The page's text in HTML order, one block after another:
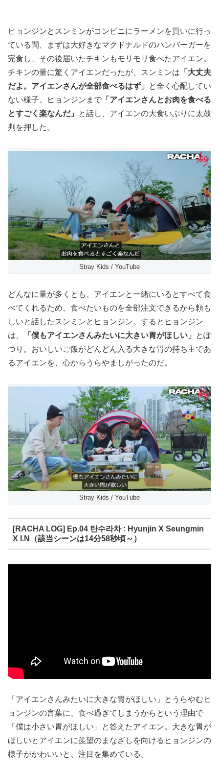
ヒョンジンとスンミンがコンビニにラーメンを買いに行っ
ている間、まずは大好きなマクドナルドのハンバーガーを
完食し、その後届いたチキンもモリモリ食べたアイエン。
チキンの量に驚くアイエンだったが、スンミンは 「大丈夫
だよ。アイエンさんが全部食べるはず」
と全く心配してい
ない様子。ヒョンジンまで 「アイエンさんとお肉を食べる
とすごく楽なんだ」
と話し、アイエンの大食いぶりに太鼓
判を押した。
Stray Kids / YouTube
どんなに量が多くとも、アイエンと一緒にいるとすべて食
べてくれるため、食べたいものを全部注文できるから頼も
しいと話したスンミンとヒョンジン。するとヒョンジン
は、
「僕もアイエンさんみたいに大きい胃がほしい」
とぽ
つり。おいしいご飯がどんどん入る大きな胃の持ち主であ
るアイエンを、心からうらやましがったのだ。
Stray Kids / YouTube
[RACHA LOG] Ep.04 탄수라차 : Hyunjin X Seungmin
X I.N（該当シーンは14分58秒頃～）
「アイエンさんみたいに大きな胃がほしい」とうらやむヒ
ョンジンの言葉に、食べ過ぎてしまうからという理由で
「僕は小さい胃がほしい」と答えたアイエン。大きな胃が
ほしいとアイエンに羨望のまなざしを向けるヒョンジンの
様子がかわいいと、注目を集めている。